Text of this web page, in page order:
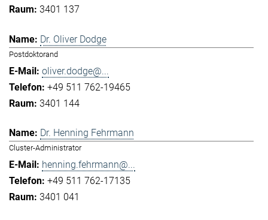
3401 137
Dr. Oliver Dodge
Postdoktorand
oliver.dodge@...
+49 511 762-19465
3401 144
Dr. Henning Fehrmann
Cluster-Administrator
henning.fehrmann@...
+49 511 762-17135
3401 041